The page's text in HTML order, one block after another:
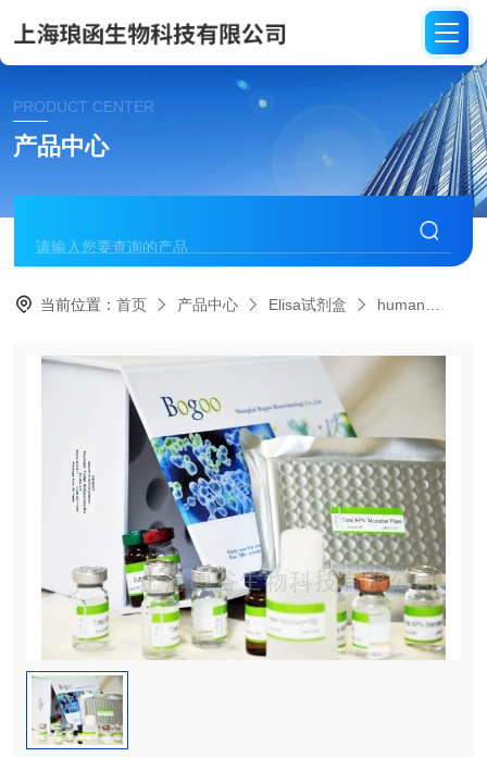
PRODUCT CENTER
产品中心
当前位置：首页 产品中心 Elisa试剂盒 human